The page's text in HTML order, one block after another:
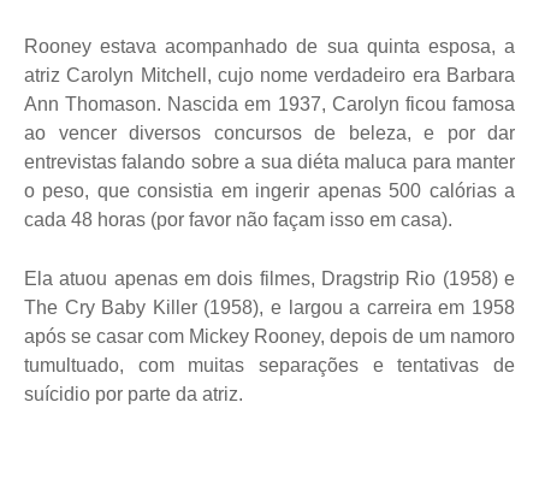
Rooney estava acompanhado de sua quinta esposa, a
atriz Carolyn Mitchell, cujo nome verdadeiro era Barbara
Ann Thomason. Nascida em 1937, Carolyn ficou famosa
ao vencer diversos concursos de beleza, e por dar
entrevistas falando sobre a sua diéta maluca para manter
o peso, que consistia em ingerir apenas 500 calórias a
cada 48 horas (por favor não façam isso em casa).
Ela atuou apenas em dois filmes, Dragstrip Rio (1958) e
The Cry Baby Killer (1958), e largou a carreira em 1958
após se casar com Mickey Rooney, depois de um namoro
tumultuado, com muitas separações e tentativas de
suícidio por parte da atriz.